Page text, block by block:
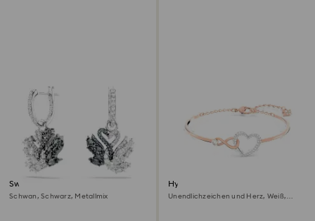
Swan Drop-Ohrhänger
Schwan, Schwarz, Metallmix
Hyperbola Armreif
Unendlichzeichen und Herz, Weiß,